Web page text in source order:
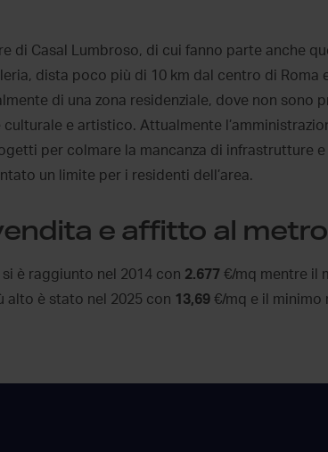
di Casal Lumbroso, di cui fanno parte anche
dista poco più di 10 km dal centro di Roma
di una zona residenziale, dove non sono
culturale e artistico. Attualmente
per colmare la mancanza di infrastrutture e
un limite per i residenti dell’area.
e affitto al
è raggiunto nel 2014 con 2.677 €/mq mentre il
alto è stato nel 2025 con 13,69€/mq e il minimo